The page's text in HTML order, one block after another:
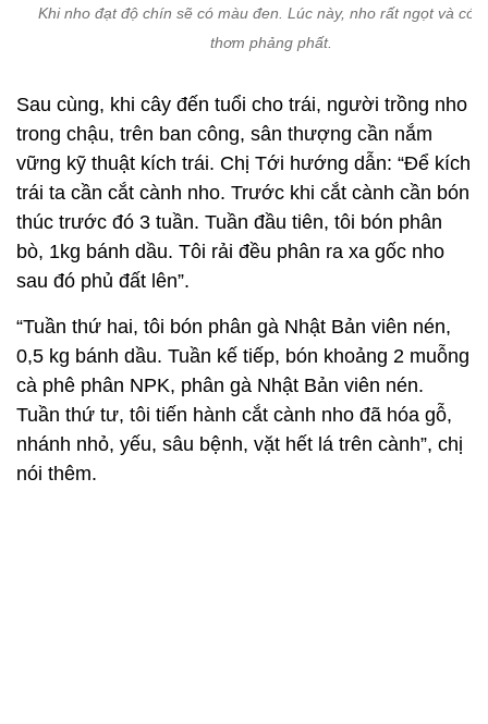
Khi nho đạt độ chín sẽ có màu đen. Lúc này, nho rất ngọt và có
thơm phảng phất.
Sau cùng, khi cây đến tuổi cho trái, người trồng nho
trong chậu, trên ban công, sân thượng cần nắm
vững kỹ thuật kích trái. Chị Tới hướng dẫn: “Để kích
trái ta cần cắt cành nho. Trước khi cắt cành cần bón
thúc trước đó 3 tuần. Tuần đầu tiên, tôi bón phân
bò, 1kg bánh dầu. Tôi rải đều phân ra xa gốc nho
sau đó phủ đất lên”.
“Tuần thứ hai, tôi bón phân gà Nhật Bản viên nén,
0,5 kg bánh dầu. Tuần kế tiếp, bón khoảng 2 muỗng
cà phê phân NPK, phân gà Nhật Bản viên nén.
Tuần thứ tư, tôi tiến hành cắt cành nho đã hóa gỗ,
nhánh nhỏ, yếu, sâu bệnh, vặt hết lá trên cành”, chị
nói thêm.